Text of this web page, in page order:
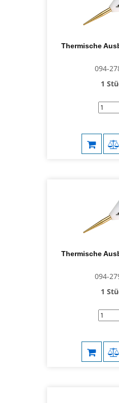
Thermische
094-
1
Thermische
094-
1